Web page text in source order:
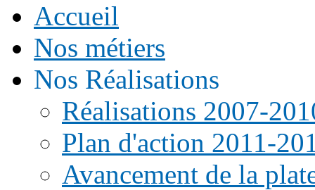
Accueil
Nos métiers
Nos Réalisations
Réalisations 2007-
Plan d'action 2011-
Avancement de la